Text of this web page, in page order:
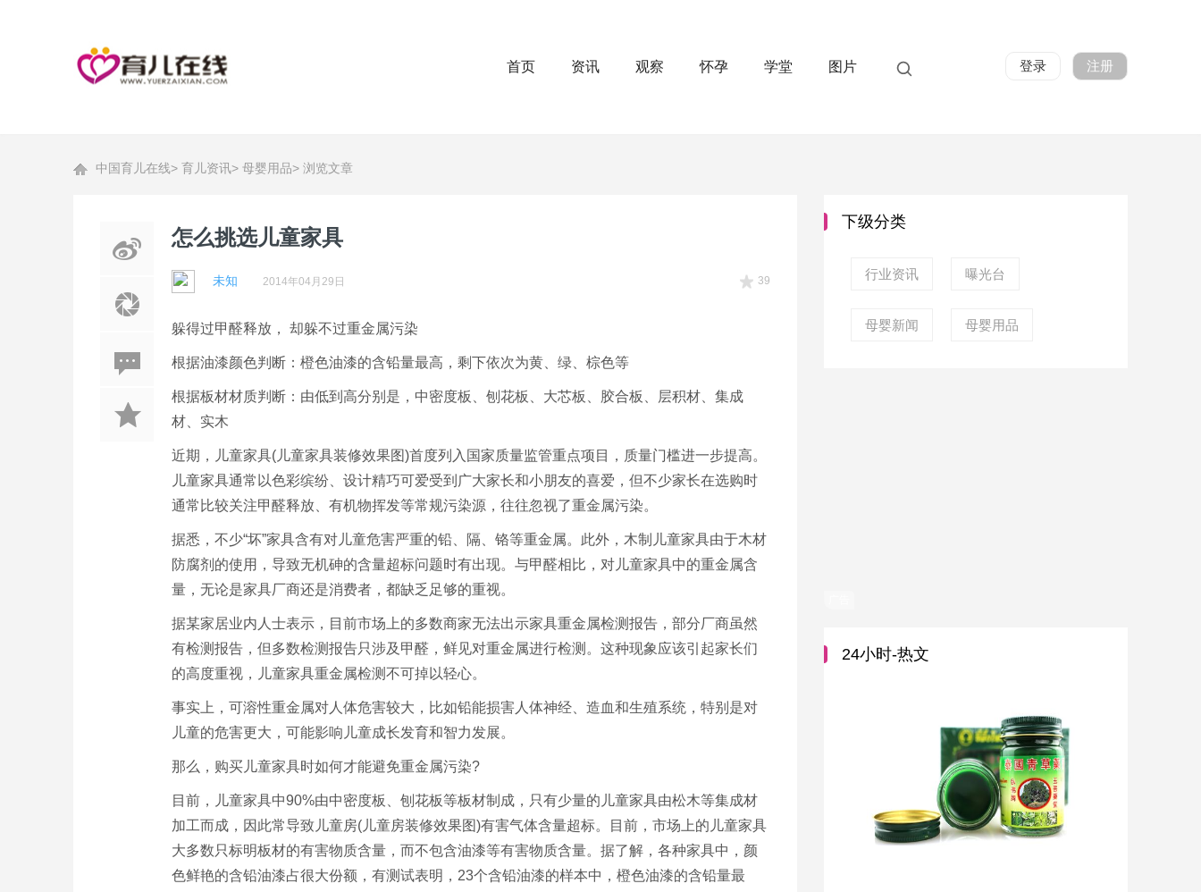
首页 资讯 观察 怀孕 学堂 图片 登录 注册
中国育儿在线> 育儿资讯> 母婴用品> 浏览文章
怎么挑选儿童家具
39
未知 2014年04月29日
躲得过甲醛释放， 却躲不过重金属污染
根据油漆颜色判断：橙色油漆的含铅量最高，剩下依次为黄、绿、棕色等
根据板材材质判断：由低到高分别是，中密度板、刨花板、大芯板、胶合板、层积材、集成
材、实木
近期，儿童家具(儿童家具装修效果图)首度列入国家质量监管重点项目，质量门槛进一步提高。
儿童家具通常以色彩缤纷、设计精巧可爱受到广大家长和小朋友的喜爱，但不少家长在选购时
通常比较关注甲醛释放、有机物挥发等常规污染源，往往忽视了重金属污染。
据悉，不少“坏”家具含有对儿童危害严重的铅、隔、铬等重金属。此外，木制儿童家具由于木材
防腐剂的使用，导致无机砷的含量超标问题时有出现。与甲醛相比，对儿童家具中的重金属含
量，无论是家具厂商还是消费者，都缺乏足够的重视。
据某家居业内人士表示，目前市场上的多数商家无法出示家具重金属检测报告，部分厂商虽然
有检测报告，但多数检测报告只涉及甲醛，鲜见对重金属进行检测。这种现象应该引起家长们
的高度重视，儿童家具重金属检测不可掉以轻心。
事实上，可溶性重金属对人体危害较大，比如铅能损害人体神经、造血和生殖系统，特别是对
儿童的危害更大，可能影响儿童成长发育和智力发展。
那么，购买儿童家具时如何才能避免重金属污染?
目前，儿童家具中90%由中密度板、刨花板等板材制成，只有少量的儿童家具由松木等集成材
加工而成，因此常导致儿童房(儿童房装修效果图)有害气体含量超标。目前，市场上的儿童家具
大多数只标明板材的有害物质含量，而不包含油漆等有害物质含量。据了解，各种家具中，颜
色鲜艳的含铅油漆占很大份额，有测试表明，23个含铅油漆的样本中，橙色油漆的含铅量最
下级分类
行业资讯 曝光台
母婴新闻 母婴用品
24小时-热文